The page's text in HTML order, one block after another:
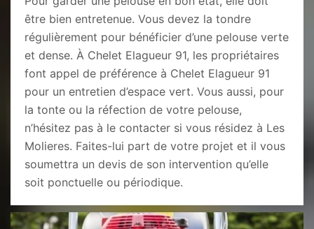
être bien entretenue. Vous devez la tondre
régulièrement pour bénéficier d’une pelouse verte
et dense. À Chelet Elagueur 91, les propriétaires
font appel de préférence à Chelet Elagueur 91
pour un entretien d’espace vert. Vous aussi, pour
la tonte ou la réfection de votre pelouse,
n’hésitez pas à le contacter si vous résidez à Les
Molieres. Faites-lui part de votre projet et il vous
soumettra un devis de son intervention qu’elle
soit ponctuelle ou périodique.